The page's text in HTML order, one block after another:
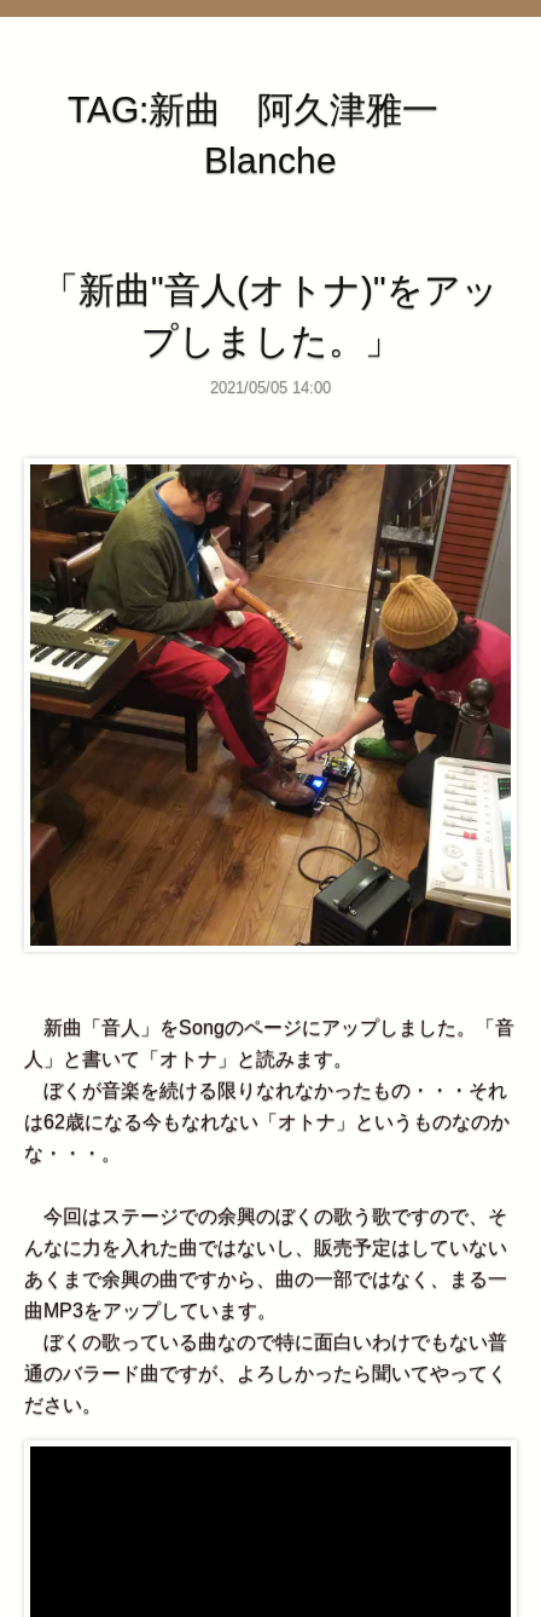
TAG:新曲 阿久津雅一
Blanche
「新曲"音人(オトナ)"をアッ
プしました。」
2021/05/05 14:00
新曲「音人」をSongのページにアップしました。「音
人」と書いて「オトナ」と読みます。
ぼくが音楽を続ける限りなれなかったもの・・・それ
は62歳になる今もなれない「オトナ」というものなのか
な・・・。
今回はステージでの余興のぼくの歌う歌ですので、そ
んなに力を入れた曲ではないし、販売予定はしていない
あくまで余興の曲ですから、曲の一部ではなく、まる一
曲MP3をアップしています。
ぼくの歌っている曲なので特に面白いわけでもない普
通のバラード曲ですが、よろしかったら聞いてやってく
ださい。